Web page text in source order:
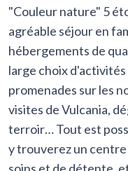
"Couleur nature" 5
agréable séjour en
hébergements de
large choix d'activités
promenades sur les
visites de Vulcania,
terroir… Tout est
y trouverez un